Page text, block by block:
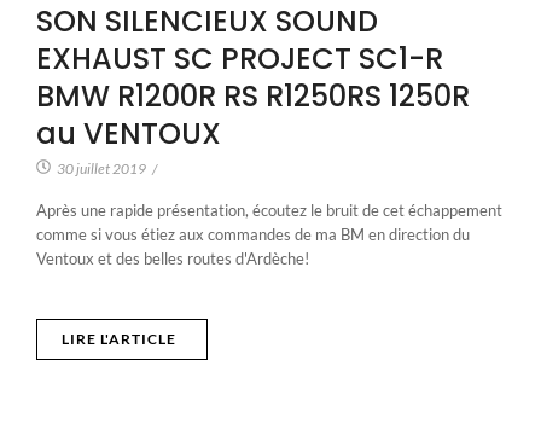
SON SILENCIEUX SOUND
EXHAUST SC PROJECT SC1-R
BMW R1200R RS R1250RS 1250R
au VENTOUX
30 juillet 2019 /
Après une rapide présentation, écoutez le bruit de cet échappement
comme si vous étiez aux commandes de ma BM en direction du
Ventoux et des belles routes d'Ardèche!
LIRE L'ARTICLE